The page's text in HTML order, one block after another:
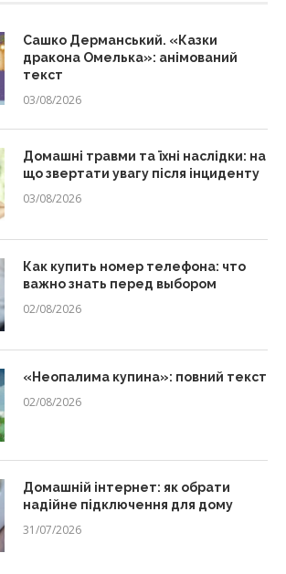
Сашко Дерманський. «Казки
дракона Омелька»: анімований
текст
03/08/2026
Домашні травми та їхні наслідки: на
що звертати увагу після інциденту
03/08/2026
Как купить номер телефона: что
важно знать перед выбором
02/08/2026
«Неопалима купина»: повний текст
02/08/2026
Домашній інтернет: як обрати
надійне підключення для дому
31/07/2026